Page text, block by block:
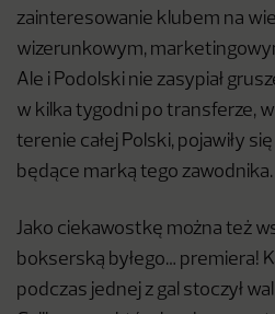
zainteresowanie klubem na
wizerunkowym,
Ale i Podolski nie zasypiał
w kilka tygodni po transferze,
terenie całej Polski, pojawiły
będące marką tego zawodnika.
Jako ciekawostkę można też
bokserską byłego… premiera!
podczas jednej z gal stoczył